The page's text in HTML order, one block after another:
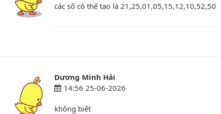
các số có thế tạo là 21,25,01,05,15,12,10,52,50
Dương Minh Hải
14:56 25-06-2026
không biết